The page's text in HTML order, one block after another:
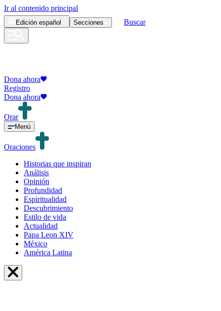
Ir al contenido principal
Edición español Secciones Buscar
Dona ahora
Registro
Dona ahora
Orar
Menú
Oraciones
Historias que inspiran
Análisis
Opinión
Profundidad
Espiritualidad
Descubrimiento
Estilo de vida
Actualidad
Papa Leon XIV
México
América Latina